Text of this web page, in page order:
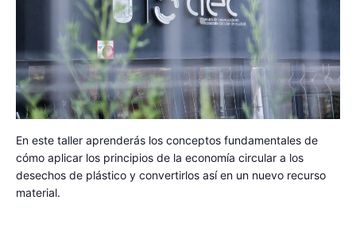
En este taller aprenderás los conceptos fundamentales de
cómo aplicar los principios de la economía circular a los
desechos de plástico y convertirlos así en un nuevo recurso
material.